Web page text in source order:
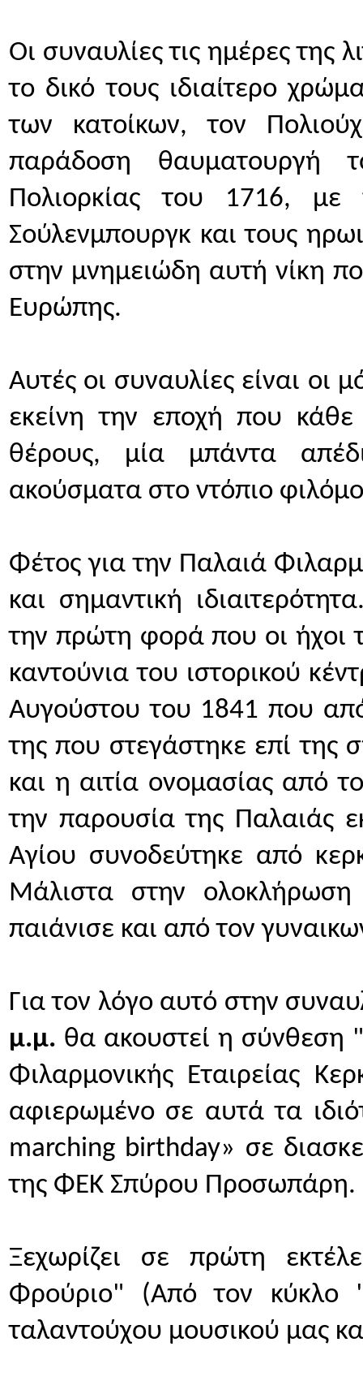
Οι συναυλίες τις ημέρες της
το δικό τους ιδιαίτερο
των κατοίκων, τον
παράδοση θαυματουργή
Πολιορκίας του 1716,
Σούλενμπουργκ και τους
στην μνημειώδη αυτή νίκη
Ευρώπης.
Αυτές οι συναυλίες είναι οι
εκείνη την εποχή που
θέρους, μία μπάντα
ακούσματα στο ντόπιο
Φέτος για την Παλαιά
και σημαντική
την πρώτη φορά που οι ήχοι
καντούνια του ιστορικού
Αυγούστου του 1841 που
της που στεγάστηκε επί της
και η αιτία ονομασίας από
την παρουσία της Παλαιάς
Αγίου συνοδεύτηκε από
Μάλιστα στην ολοκλήρωση
παιάνισε και από τον
Για τον λόγο αυτό στην
μ.μ. θα ακουστεί η σύνθεση
Φιλαρμονικής Εταιρείας
αφιερωμένο σε αυτά τα
marching birthday» σε
της ΦΕΚ Σπύρου Προσωπάρη.
Ξεχωρίζει σε πρώτη
Φρούριο" (Από τον κύκλο
ταλαντούχου μουσικού μας